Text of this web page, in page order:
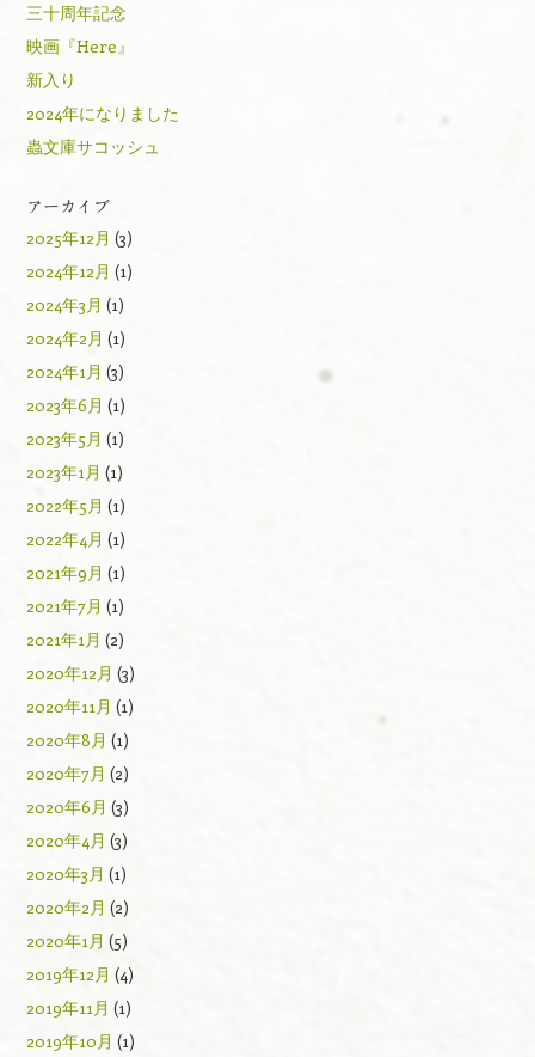
三十周年記念
映画『Here』
新入り
2024年になりました
蟲文庫サコッシュ
アーカイブ
2025年12月 (3)
2024年12月 (1)
2024年3月 (1)
2024年2月 (1)
2024年1月 (3)
2023年6月 (1)
2023年5月 (1)
2023年1月 (1)
2022年5月 (1)
2022年4月 (1)
2021年9月 (1)
2021年7月 (1)
2021年1月 (2)
2020年12月 (3)
2020年11月 (1)
2020年8月 (1)
2020年7月 (2)
2020年6月 (3)
2020年4月 (3)
2020年3月 (1)
2020年2月 (2)
2020年1月 (5)
2019年12月 (4)
2019年11月 (1)
2019年10月 (1)